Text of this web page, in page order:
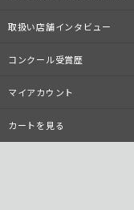
取扱い店舗インタビュー
コンクール受賞歴
マイアカウント
カートを見る